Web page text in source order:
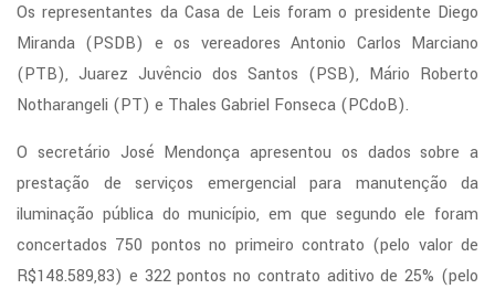
Os representantes da Casa de Leis foram o presidente Diego
Miranda (PSDB) e os vereadores Antonio Carlos Marciano
(PTB), Juarez Juvêncio dos Santos (PSB), Mário Roberto
Notharangeli (PT) e Thales Gabriel Fonseca (PCdoB).
O secretário José Mendonça apresentou os dados sobre a
prestação de serviços emergencial para manutenção da
iluminação pública do município, em que segundo ele foram
concertados 750 pontos no primeiro contrato (pelo valor de
R$148.589,83) e 322 pontos no contrato aditivo de 25% (pelo